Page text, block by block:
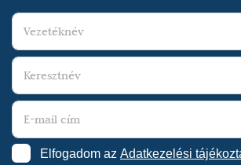
Elfogadom az Adatkezelési